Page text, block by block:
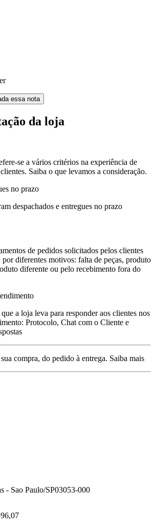
essa nota
da loja
se a vários critérios na experiência de
Saiba o que levamos a consideração.
no prazo
despachados e entregues no prazo
de pedidos solicitados pelos clientes
por diferentes motivos: falta de peças, produto
diferente ou pelo recebimento fora do
a loja leva para responder aos clientes nos
Protocolo, Chat com o Cliente e
compra, do pedido à entrega. Saiba mais
- Sao Paulo/SP03053-000
,07